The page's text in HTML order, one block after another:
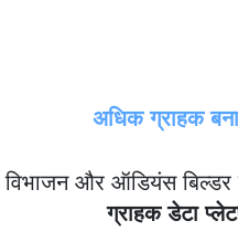
अधिक ग्राहक
विभाजन और ऑडियंस बिल्डर
ग्राहक डेटा